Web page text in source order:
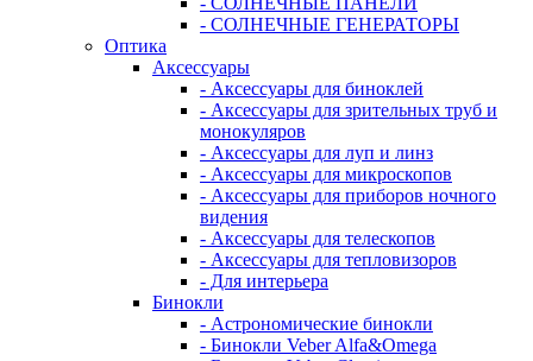
- СОЛНЕЧНЫЕ ГЕНЕРАТОРЫ
Оптика
Аксессуары
- Аксессуары для биноклей
- Аксессуары для зрительных труб и
монокуляров
- Аксессуары для луп и линз
- Аксессуары для микроскопов
- Аксессуары для приборов ночного
видения
- Аксессуары для телескопов
- Аксессуары для тепловизоров
- Для интерьера
Бинокли
- Астрономические бинокли
- Бинокли Veber Alfa&Omega